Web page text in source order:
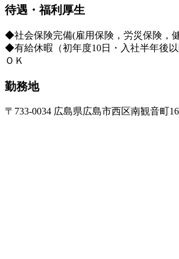
待遇・福利厚生
◆社会保険完備(雇用保険，労災保険，
◆有給休暇（初年度10日・入社半年後
ＯＫ
勤務地
〒733-0034 広島県広島市西区南観音町